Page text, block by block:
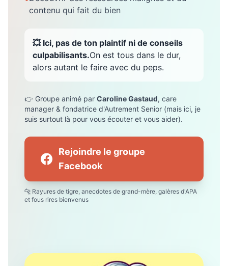
contenu qui fait du bien
💥 Ici, pas de ton plaintif ni de conseils
culpabilisants.On est tous dans le dur,
alors autant le faire avec du peps.
👉 Groupe animé par Caroline Gastaud, care
manager & fondatrice d'Autrement Senior (mais ici, je
suis surtout là pour vous écouter et vous aider).
Rejoindre le groupe
Facebook
🐆 Rayures de tigre, anecdotes de grand-mère, galères d'APA
et fous rires bienvenus